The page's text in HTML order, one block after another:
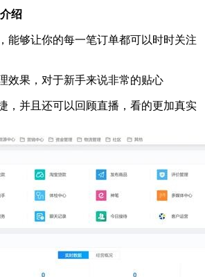
绍
能够让你的每一笔订单都可以时时关注
效果，对于新手来说非常的贴心
，并且还可以回顾直播，看的更加真实